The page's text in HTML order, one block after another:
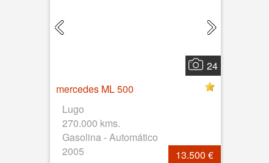
24
mercedes ML 500
Lugo
270.000 kms.
Gasolina - Automático
2005
13.500 €